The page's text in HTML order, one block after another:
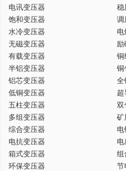
电讯变压器
稳
饱和变压器
调
水冷变压器
电
无磁变压器
励
有载变压器
铜
半铝变压器
铜
铝芯变压器
全
低铜变压器
超
五柱变压器
双
多组变压器
矿
综合变压器
电
电抗变压器
电
箱式变压器
组
环保变压器
节